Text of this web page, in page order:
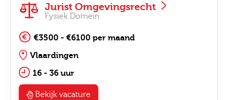
Jurist Omgevingsrecht
Fysiek Domein
€3500 - €6100 per maand
Vlaardingen
16 - 36 uur
Bekijk vacature